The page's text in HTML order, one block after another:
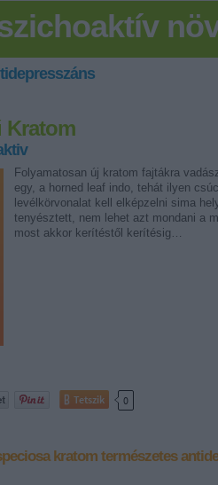
Kratom
Folyamatosan új kratom fajtákra
egy, a horned leaf indo, tehát ilyen
levélkörvonalat kell elképzelni sima
tenyésztett, nem lehet azt mondani a
most akkor kerítéstől kerítésig…
Tetszik 0
kratom természetes